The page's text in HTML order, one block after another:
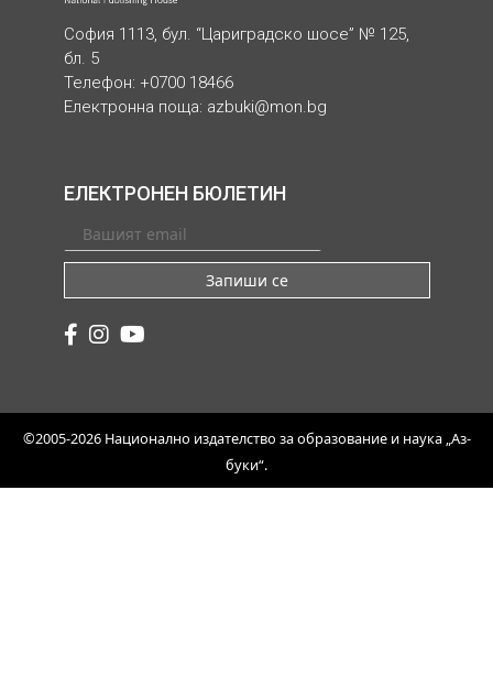
София 1113, бул. “Цариградско шосе” № 125,
бл. 5
Телефон: +0700 18466
Електронна поща: azbuki@mon.bg
ЕЛЕКТРОНЕН БЮЛЕТИН
Запиши се
©2005-2026 Национално издателство за образование и наука „Аз-
буки“.